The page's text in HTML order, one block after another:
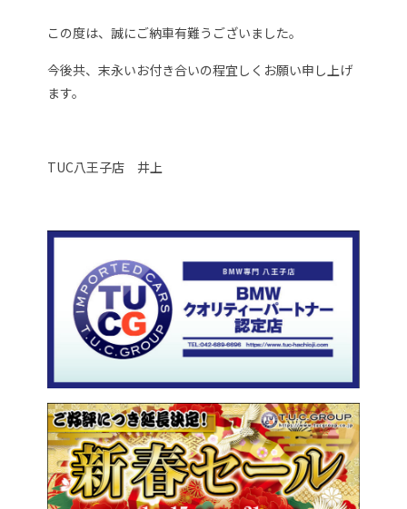
この度は、誠にご納車有難うございました。
今後共、末永いお付き合いの程宜しくお願い申し上げ
ます。
TUC八王子店 井上